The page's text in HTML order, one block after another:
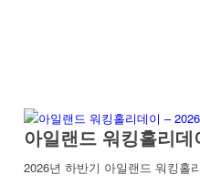
아일랜드 워킹홀리
2026년 하반기 아일랜드 워킹홀